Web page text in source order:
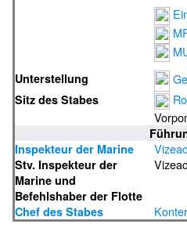
Unterstellung
Sitz des Stabes
Inspekteur der Marine
Stv. Inspekteur der
Marine und
Befehlshaber der Flotte
Chef des Stabes